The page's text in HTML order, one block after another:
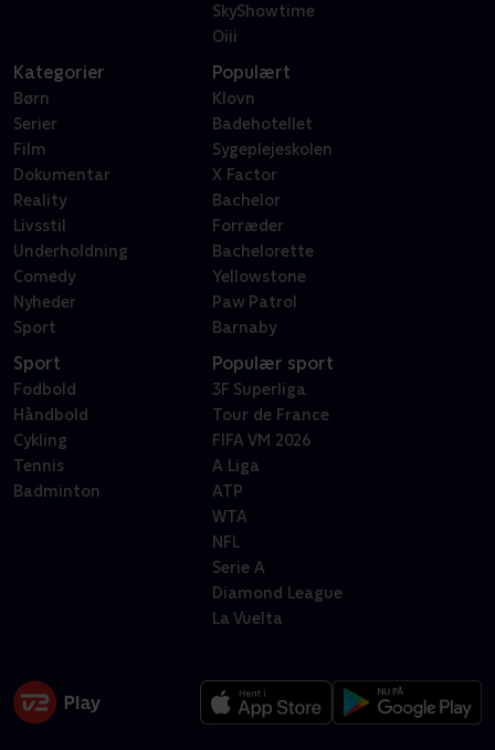
SkyShowtime
Oiii
Kategorier
Børn
Serier
Film
Dokumentar
Reality
Livsstil
Underholdning
Comedy
Nyheder
Sport
Populært
Klovn
Badehotellet
Sygeplejeskolen
X Factor
Bachelor
Forræder
Bachelorette
Yellowstone
Paw Patrol
Barnaby
Sport
Fodbold
Håndbold
Cykling
Tennis
Badminton
Populær sport
3F Superliga
Tour de France
FIFA VM 2026
A Liga
ATP
WTA
NFL
Serie A
Diamond League
La Vuelta